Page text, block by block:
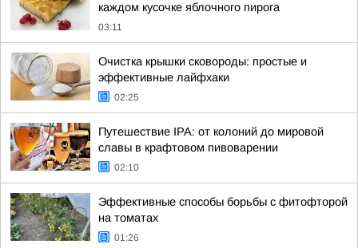
каждом кусочке яблочного пирога
03:11
Очистка крышки сковороды: простые и
эффективные лайфхаки
02:25
Путешествие IPA: от колоний до мировой
славы в крафтовом пивоварении
02:10
Эффективные способы борьбы с фитофторой
на томатах
01:26